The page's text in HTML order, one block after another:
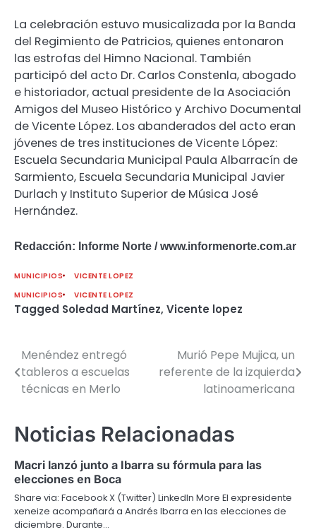
La celebración estuvo musicalizada por la Banda
del Regimiento de Patricios, quienes entonaron
las estrofas del Himno Nacional. También
participó del acto Dr. Carlos Constenla, abogado
e historiador, actual presidente de la Asociación
Amigos del Museo Histórico y Archivo Documental
de Vicente López. Los abanderados del acto eran
jóvenes de tres instituciones de Vicente López:
Escuela Secundaria Municipal Paula Albarracín de
Sarmiento, Escuela Secundaria Municipal Javier
Durlach y Instituto Superior de Música José
Hernández.
Redacción: Informe Norte / www.informenorte.com.ar
MUNICIPIOS
VICENTE LOPEZ
MUNICIPIOS
VICENTE LOPEZ
Tagged Soledad Martínez, Vicente lopez
Navegación
de
Menéndez entregó
tableros a escuelas
técnicas en Merlo
Murió Pepe Mujica, un
referente de la izquierda
latinoamericana
Noticias Relacionadas
Macri lanzó junto a Ibarra su fórmula para las
elecciones en Boca
Share via: Facebook X (Twitter) LinkedIn More El expresidente
xeneize acompañará a Andrés Ibarra en las elecciones de
diciembre. Durante…